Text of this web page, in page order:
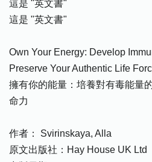
這是 "英文書"
這是 "英文書"
Own Your Energy: Develop
Preserve Your Authentic Life
擁有你的能量：培養對有毒能量
命力
作者： Svirinskaya, Alla
原文出版社：Hay House UK Ltd